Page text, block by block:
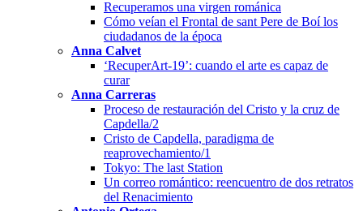
Recuperamos una virgen románica
Cómo veían el Frontal de sant Pere de Boí los
ciudadanos de la época
Anna Calvet
‘RecuperArt-19’: cuando el arte es capaz de
curar
Anna Carreras
Proceso de restauración del Cristo y la cruz de
Capdella/2
Cristo de Capdella, paradigma de
reaprovechamiento/1
Tokyo: The last Station
Un correo romántico: reencuentro de dos retratos
del Renacimiento